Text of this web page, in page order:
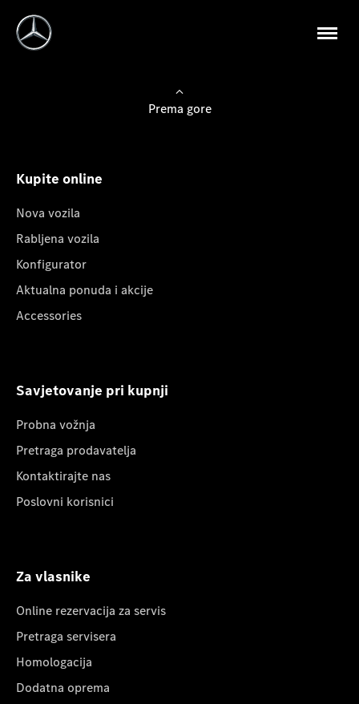
Prema gore
Kupite online
Nova vozila
Rabljena vozila
Konfigurator
Aktualna ponuda i akcije
Accessories
Savjetovanje pri kupnji
Probna vožnja
Pretraga prodavatelja
Kontaktirajte nas
Poslovni korisnici
Za vlasnike
Online rezervacija za servis
Pretraga servisera
Homologacija
Dodatna oprema